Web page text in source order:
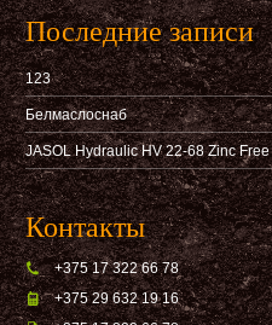
Последние записи
123
Белмаслоснаб
JASOL Hydraulic HV 22-68 Zinc Free
Контакты
+375 17 322 66 78
+375 29 632 19 16